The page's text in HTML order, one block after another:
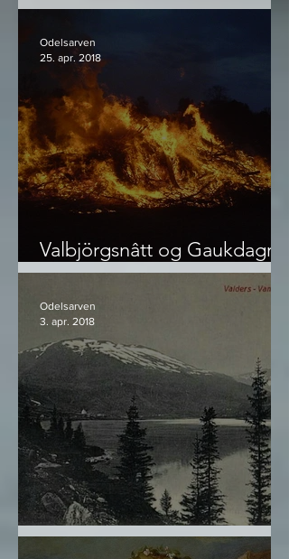
Stavenjord
Valbjörgsnâtt og Gaukdagr -
hva 1. mai egentlig er
Odelsarven
25. apr. 2018
Norrøn Livskunst - utdrag #2
Odelsarven
3. apr. 2018